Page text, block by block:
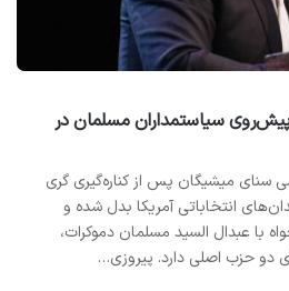
سیاستمداران مسلمان در
سنای میشیگان پس از کناره‌گیری گری
انتخاباتی آمریکا بدل شده و
با عبدال السید مسلمان دموکرات،
دو حزب اصلی دارد. پیروزی…